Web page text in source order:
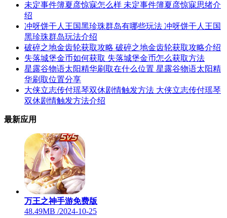
未定事件簿夏彦惊寐怎么样 未定事件簿夏彦惊寐思绪介
绍
冲呀饼干人王国黑珍珠群岛有哪些玩法 冲呀饼干人王国
黑珍珠群岛玩法介绍
破碎之地金齿轮获取攻略 破碎之地金齿轮获取攻略介绍
失落城堡金币如何获取 失落城堡金币怎么获取方法
星露谷物语太阳精华刷取在什么位置 星露谷物语太阳精
华刷取位置分享
大侠立志传付瑶琴双休剧情触发方法 大侠立志传付瑶琴
双休剧情触发方法介绍
最新应用
万王之神手游免费版
48.49MB /2024-10-25